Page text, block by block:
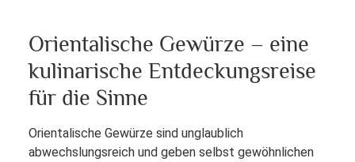
Orientalische Gewürze – eine
kulinarische Entdeckungsreise
für die Sinne
Orientalische Gewürze sind unglaublich
abwechslungsreich und geben selbst gewöhnlichen